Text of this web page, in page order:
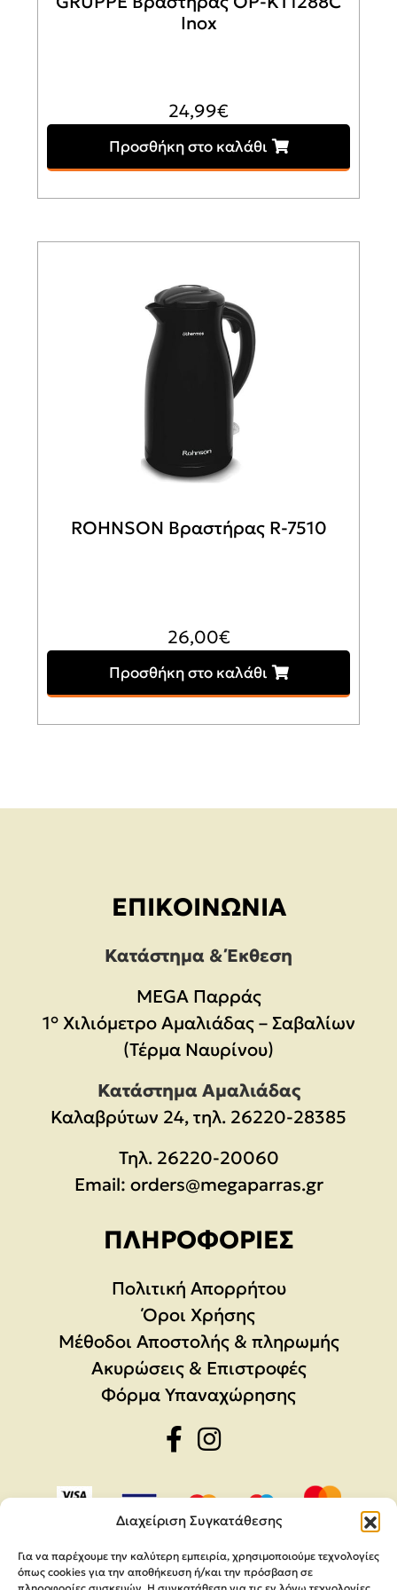
Διαχείριση Συγκατάθεσης
Για να παρέχουμε την καλύτερη εμπειρία, χρησιμοποιούμε τεχνολογίες
όπως cookies για την αποθήκευση ή/και την πρόσβαση σε
Inox
24,99€
Προσθήκη στο καλάθι
ROHNSON Βραστήρας R-7510
26,00€
Προσθήκη στο καλάθι
ΕΠΙΚΟΙΝΩΝΊΑ
Κατάστημα & Έκθεση
MEGA Παρράς
1° Χιλιόμετρο Αμαλιάδας – Σαβαλίων
(Τέρμα Ναυρίνου)
Κατάστημα Αμαλιάδας
Καλαβρύτων 24, τηλ. 26220-28385
Τηλ. 26220-20060
Email: orders@megaparras.gr
ΠΛΗΡΟΦΟΡΊΕΣ
Πολιτική Απορρήτου
Όροι Χρήσης
Μέθοδοι Αποστολής & πληρωμής
Ακυρώσεις & Επιστροφές
Φόρμα Υπαναχώρησης